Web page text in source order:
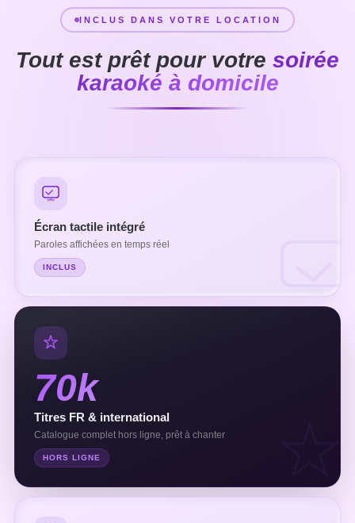
INCLUS DANS VOTRE LOCATION
Tout est prêt pour votre soirée
karaoké à domicile
Écran tactile intégré
Paroles affichées en temps réel
INCLUS
70k
Titres FR & international
Catalogue complet hors ligne, prêt à chanter
HORS LIGNE